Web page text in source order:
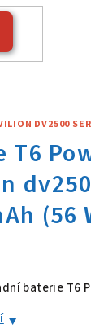
DV2500
T6
baterie T6